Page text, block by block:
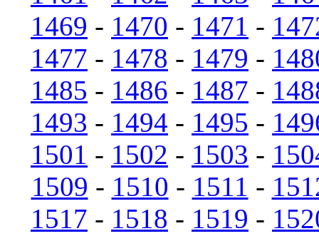
1469 - 1470 - 1471 -
1477 - 1478 - 1479 -
1485 - 1486 - 1487 -
1493 - 1494 - 1495 -
1501 - 1502 - 1503 -
1509 - 1510 - 1511 -
1517 - 1518 - 1519 -